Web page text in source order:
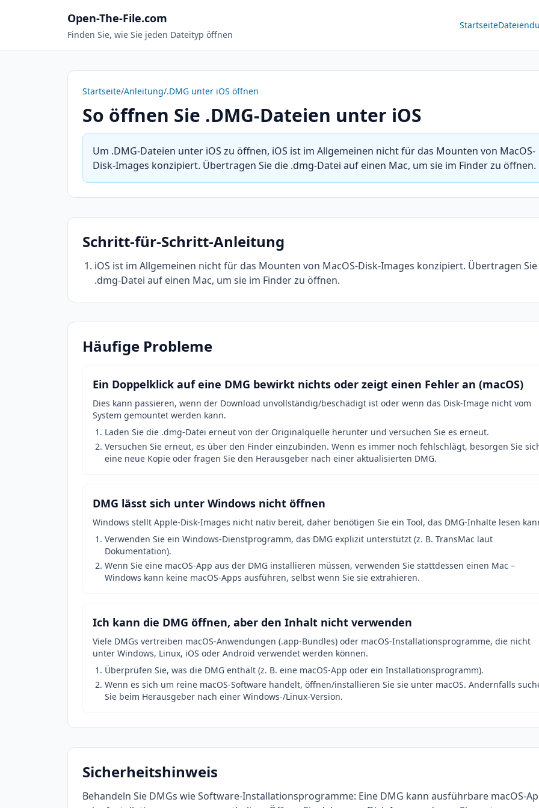
Open-The-File.com
Finden Sie, wie Sie jeden Dateityp öffnen
Startseite
Startseite/Anleitung/.DMG unter iOS öffnen
So öffnen Sie .DMG-Dateien unter iOS
Um .DMG-Dateien unter iOS zu öffnen, iOS ist im Allgemeinen nicht für das Mounten von MacOS-
Disk-Images konzipiert. Übertragen Sie die .dmg-Datei auf einen Mac, um sie im Finder zu öffnen.
Schritt-für-Schritt-Anleitung
iOS ist im Allgemeinen nicht für das Mounten von MacOS-Disk-Images konzipiert. Übertragen
.dmg-Datei auf einen Mac, um sie im Finder zu öffnen.
Häufige Probleme
Ein Doppelklick auf eine DMG bewirkt nichts oder zeigt einen Fehler an (macOS)
Dies kann passieren, wenn der Download unvollständig/beschädigt ist oder wenn das Disk-Image nicht vom
System gemountet werden kann.
Laden Sie die .dmg-Datei erneut von der Originalquelle herunter und versuchen Sie es erneut.
Versuchen Sie erneut, es über den Finder einzubinden. Wenn es immer noch fehlschlägt, besorgen Sie
eine neue Kopie oder fragen Sie den Herausgeber nach einer aktualisierten DMG.
DMG lässt sich unter Windows nicht öffnen
Windows stellt Apple-Disk-Images nicht nativ bereit, daher benötigen Sie ein Tool, das DMG-Inhalte lesen
Verwenden Sie ein Windows-Dienstprogramm, das DMG explizit unterstützt (z. B. TransMac laut
Dokumentation).
Wenn Sie eine macOS-App aus der DMG installieren müssen, verwenden Sie stattdessen einen Mac –
Windows kann keine macOS-Apps ausführen, selbst wenn Sie sie extrahieren.
Ich kann die DMG öffnen, aber den Inhalt nicht verwenden
Viele DMGs vertreiben macOS-Anwendungen (.app-Bundles) oder macOS-Installationsprogramme, die nicht
unter Windows, Linux, iOS oder Android verwendet werden können.
Überprüfen Sie, was die DMG enthält (z. B. eine macOS-App oder ein Installationsprogramm).
Wenn es sich um reine macOS-Software handelt, öffnen/installieren Sie sie unter macOS. Andernfalls
Sie beim Herausgeber nach einer Windows-/Linux-Version.
Sicherheitshinweis
Behandeln Sie DMGs wie Software-Installationsprogramme: Eine DMG kann ausführbare macOS-